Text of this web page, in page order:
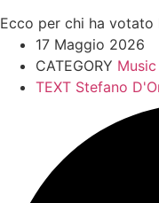
Ecco per chi ha votato
17 Maggio 2026
CATEGORY Music
TEXT Stefano